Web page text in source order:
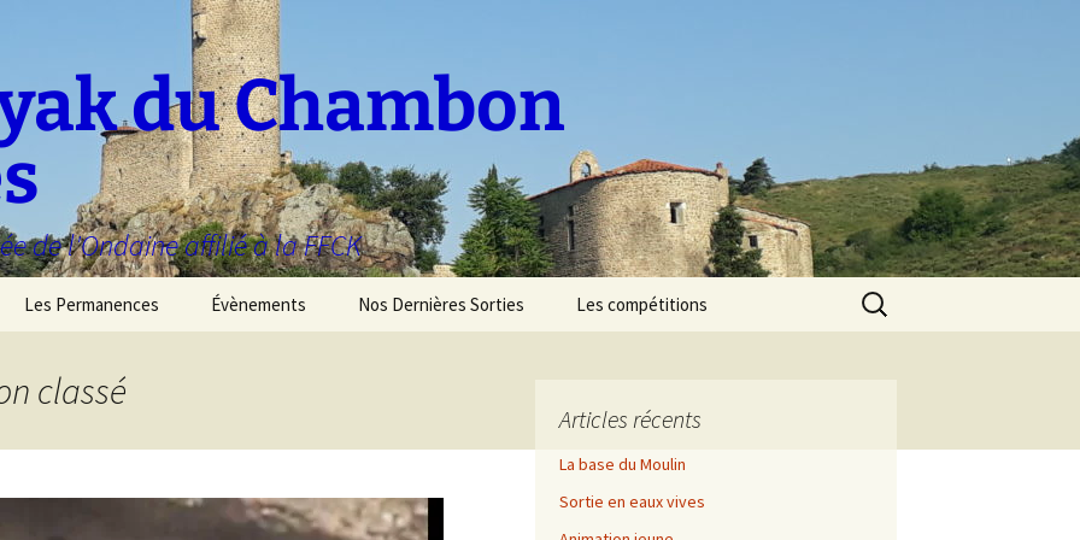
du Chambon
de l'Ondaine affilié à la FFCK
Les Permanences Évènements Nos Dernières Sorties Les compétitions
Sélectif Régional de
Découverte de l’Allier
Rechercher :
classé
Articles récents
La base du Moulin
Sortie en eaux vives